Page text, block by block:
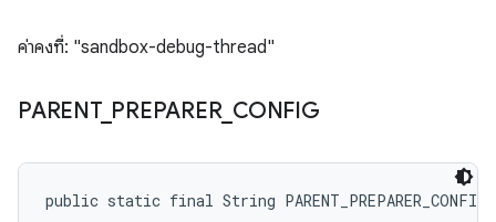
ค่าคงที่: "sandbox-debug-thread"
PARENT_ PREPARER_ CONFIG
public static final String PARENT_PREPARER_CONFIG